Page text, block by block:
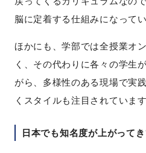
脳に定着する仕組みになってい
ほかにも、学部では全授業オ
く、その代わりに各々の学生
がら、多様性のある現場で実
くスタイルも注目されています
日本でも知名度が上がってき